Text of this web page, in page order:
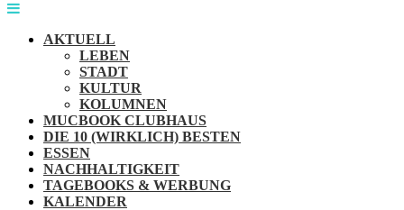
AKTUELL
LEBEN
STADT
KULTUR
KOLUMNEN
MUCBOOK CLUBHAUS
DIE 10 (WIRKLICH) BESTEN
ESSEN
NACHHALTIGKEIT
TAGEBOOKS & WERBUNG
KALENDER